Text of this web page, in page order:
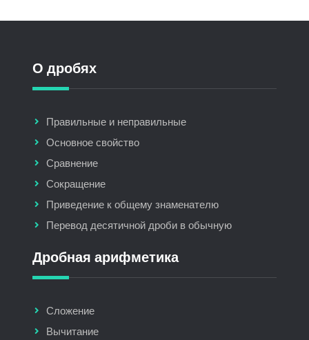
О дробях
Правильные и неправильные
Основное свойство
Сравнение
Сокращение
Приведение к общему знаменателю
Перевод десятичной дроби в обычную
Дробная арифметика
Сложение
Вычитание